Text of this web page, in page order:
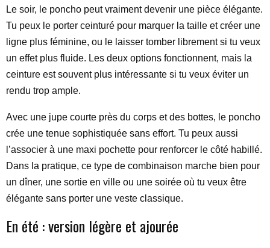
Le soir, le poncho peut vraiment devenir une pièce élégante.
Tu peux le porter ceinturé pour marquer la taille et créer une
ligne plus féminine, ou le laisser tomber librement si tu veux
un effet plus fluide. Les deux options fonctionnent, mais la
ceinture est souvent plus intéressante si tu veux éviter un
rendu trop ample.
Avec une jupe courte près du corps et des bottes, le poncho
crée une tenue sophistiquée sans effort. Tu peux aussi
l’associer à une maxi pochette pour renforcer le côté habillé.
Dans la pratique, ce type de combinaison marche bien pour
un dîner, une sortie en ville ou une soirée où tu veux être
élégante sans porter une veste classique.
En été : version légère et ajourée